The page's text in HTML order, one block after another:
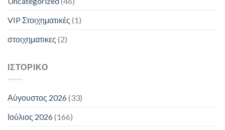
VIP Στοιχηματικές (1)
στοιχηματικες (2)
ΙΣΤΟΡΙΚΌ
Αύγουστος 2026(33)
Ιούλιος 2026(166)